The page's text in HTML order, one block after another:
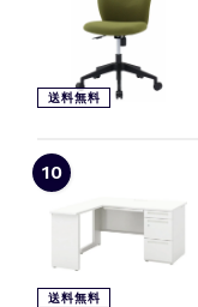
送料無料
10
送料無料